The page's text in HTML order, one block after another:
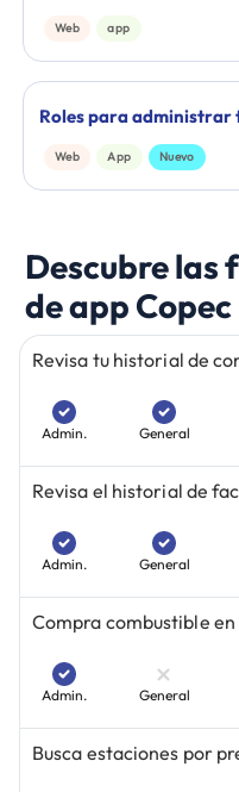
Web app
Roles para administrar
Web App Nuevo
Descubre las
de app
Revisa tu historial de
Admin. General
Revisa el historial de
Admin. General
Compra combustible
Admin. General
Busca estaciones por